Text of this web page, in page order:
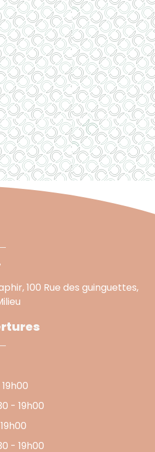
100 Rue des guinguettes,
- 19h00
- 19h00